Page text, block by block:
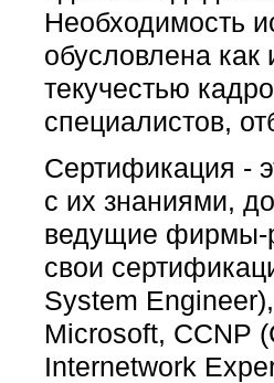
Необходимость
обусловлена как
текучестью
специалистов,
Сертификация -
с их знаниями,
ведущие фирмы-
свои
System
Microsoft, CCNP
Internetwork